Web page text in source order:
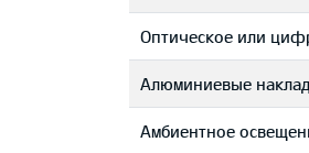
Оптическое или
Aлюминиевые
Aмбиентное